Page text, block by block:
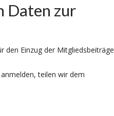
Daten zur
den Einzug der Mitgliedsbeiträge
teilen wir dem